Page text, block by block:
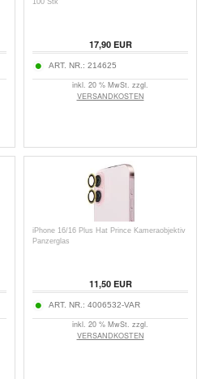
100 Stk
17,90EUR
ART. NR.: 214625
inkl. 20 % MwSt. zzgl.
VERSANDKOSTEN
iPhone 16/16 Plus Hat Prince Kameraobjektiv
Panzerglas
11,50EUR
ART. NR.: 4006532-VAR
inkl. 20 % MwSt. zzgl.
VERSANDKOSTEN